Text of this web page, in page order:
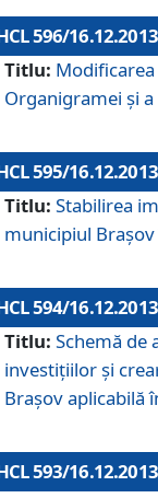
596/16.12.2013
Titlu:
Organigramei şi
595/16.12.2013
Titlu: Stabilirea
municipiul
594/16.12.2013
Titlu: Schemă de
investiţiilor şi
Braşov aplicabilă
593/16.12.2013